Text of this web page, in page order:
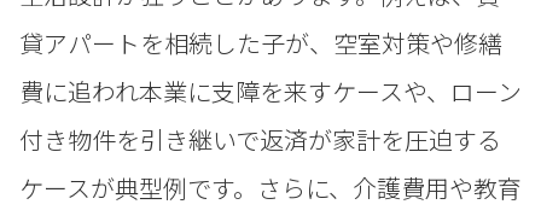
貸アパートを相続した子が、空室対策や修繕
費に追われ本業に支障を来すケースや、ローン
付き物件を引き継いで返済が家計を圧迫する
ケースが典型例です。さらに、介護費用や教育